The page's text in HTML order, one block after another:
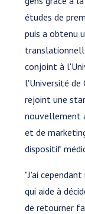
études de
puis a obtenu
conjoint à
l'Université de
rejoint une
nouvellement
et de
dispositif
"J'ai
qui aide à
de retourner